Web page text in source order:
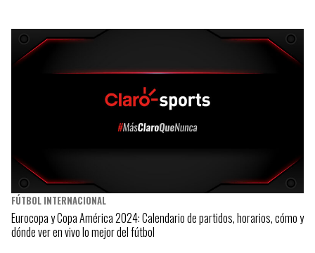
FÚTBOL INTERNACIONAL
Eurocopa y Copa América 2024: Calendario de partidos, horarios, cómo y
dónde ver en vivo lo mejor del fútbol